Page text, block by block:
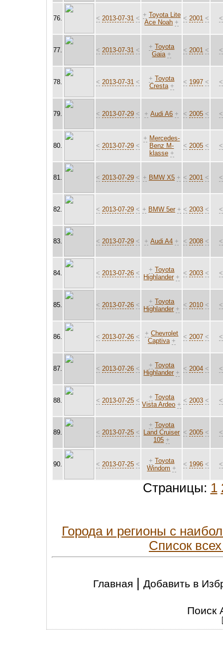
76. < 2013-07-31 < + Toyota Lite
Ace Noah +
< 2001 < <
77. < 2013-07-31 < + Toyota
Gaia +
< 2001 < <
78. < 2013-07-31 < + Toyota
Cresta +
< 1997 < <
79. < 2013-07-29 < + Audi A6 + < 2005 < <
80. < 2013-07-29 <
+ Mercedes-
Benz M-
klasse +
< 2005 < <
81. < 2013-07-29 < + BMW X5 + < 2001 < <
82. < 2013-07-29 < + BMW 5er + < 2003 < <
83. < 2013-07-29 < + Audi A4 + < 2008 < <
84. < 2013-07-26 < + Toyota
Highlander +
< 2003 < <
85. < 2013-07-26 < + Toyota
Highlander +
< 2010 < <
86. < 2013-07-26 < + Chevrolet
Captiva +
< 2007 < <
87. < 2013-07-26 < + Toyota
Highlander +
< 2004 < <
88. < 2013-07-25 < + Toyota
Vista Ardeo +
< 2003 < <
89. < 2013-07-25 <
+ Toyota
Land Cruiser
105 +
< 2005 < <
90. < 2013-07-25 < + Toyota
Windom +
< 1996 < <
Страницы: 1
Города и регионы с
Список
Главная | Добавить в
Поиск